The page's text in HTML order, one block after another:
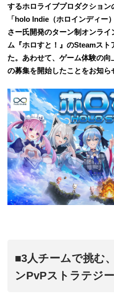
するホロライブプロダクショ
「holo Indie（ホロインディー
さー氏開発のターン制オンラ
ム『ホロすと！』のSteamスト
た。あわせて、ゲーム体験の
の募集を開始したことをお知ら
■3人チームで挑む
ンPvPストラテジー